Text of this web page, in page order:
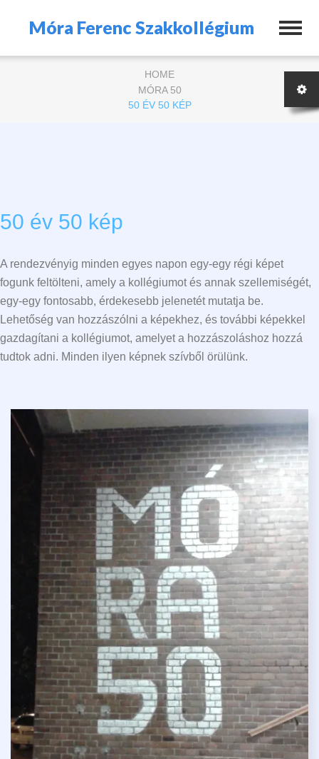
Móra Ferenc Szakkollégium
HOME
MÓRA 50
50 ÉV 50 KÉP
50 év 50 kép
A rendezvényig minden egyes napon egy-egy régi képet
fogunk feltölteni, amely a kollégiumot és annak szellemiségét,
egy-egy fontosabb, érdekesebb jelenetét mutatja be.
Lehetőség van hozzászólni a képekhez, és további képekkel
gazdagítani a kollégiumot, amelyet a hozzászoláshoz hozzá
tudtok adni. Minden ilyen képnek szívből örülünk.